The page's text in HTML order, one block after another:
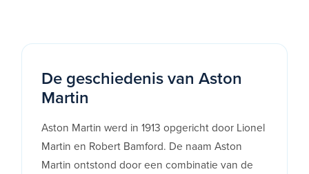
De geschiedenis van Aston
Martin
Aston Martin werd in 1913 opgericht door Lionel
Martin en Robert Bamford. De naam Aston
Martin ontstond door een combinatie van de